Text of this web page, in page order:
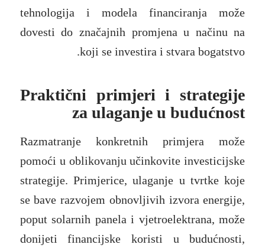
tehnologija i modela financiranja može
dovesti do značajnih promjena u načinu na
koji se investira i stvara bogatstvo.
Praktični primjeri i strategije
za ulaganje u budućnost
Razmatranje konkretnih primjera može
pomoći u oblikovanju učinkovite investicijske
strategije. Primjerice, ulaganje u tvrtke koje
se bave razvojem obnovljivih izvora energije,
poput solarnih panela i vjetroelektrana, može
donijeti financijske koristi u budućnosti,